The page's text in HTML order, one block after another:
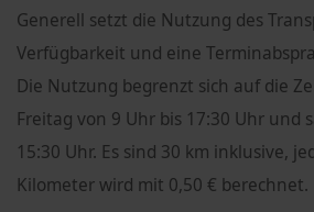
Generell setzt die Nutzung des
Verfügbarkeit und eine
Die Nutzung begrenzt sich auf die
Freitag von 9 Uhr bis 17:30 Uhr und
15:30 Uhr. Es sind 30 km inklusive,
Kilometer wird mit 0,50 € berechnet.